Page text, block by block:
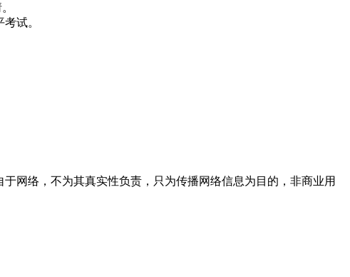
试。
网络，不为其真实性负责，只为传播网络信息为目的，非商业用